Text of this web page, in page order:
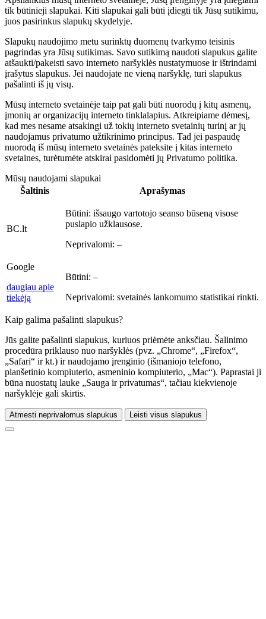
tik būtinieji slapukai. Kiti slapukai gali būti įdiegti tik Jūsų sutikimu,
juos pasirinkus slapukų skydelyje.
Slapukų naudojimo metu surinktų duomenų tvarkymo teisinis
pagrindas yra Jūsų sutikimas. Savo sutikimą naudoti slapukus galite
atšaukti/pakeisti savo interneto naršyklės nustatymuose ir ištrindami
įrašytus slapukus. Jei naudojate ne vieną naršyklę, turi slapukus
pašalinti iš jų visų.
Mūsų interneto svetainėje taip pat gali būti nuorodų į kitų asmenų,
įmonių ar organizacijų interneto tinklalapius. Atkreipiame dėmesį,
kad mes nesame atsakingi už tokių interneto svetainių turinį ar jų
naudojamus privatumo užtikrinimo principus. Tad jei paspaudę
nuorodą iš mūsų interneto svetainės pateksite į kitas interneto
svetaines, turėtumėte atskirai pasidomėti jų Privatumo politika.
Mūsų naudojami slapukai
Šaltinis
Aprašymas
BC.lt
Būtini: išsaugo vartotojo seanso būseną visose
puslapio užklausose.
Neprivalomi: –
Google
daugiau apie
tiekėją
Būtini: –
Neprivalomi: svetainės lankomumo statistikai rinkti.
Kaip galima pašalinti slapukus?
Jūs galite pašalinti slapukus, kuriuos priėmėte anksčiau. Šalinimo
procedūra priklauso nuo naršyklės (pvz. „Chrome“, „Firefox“,
„Safari“ ir kt.) ir naudojamo įrenginio (išmaniojo telefono,
planšetinio kompiuterio, asmeninio kompiuterio, „Mac“). Paprastai ji
būna nuostatų lauke „Sauga ir privatumas“, tačiau kiekvienoje
naršyklėje gali skirtis.
Atmesti neprivalomus slapukus Leisti visus slapukus